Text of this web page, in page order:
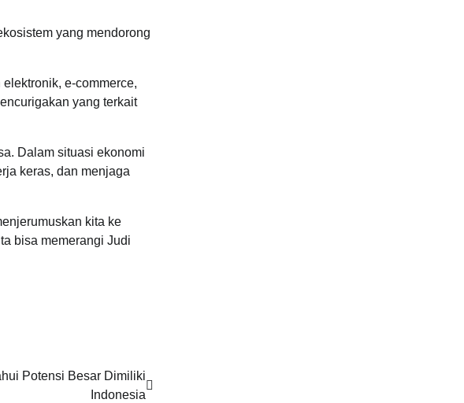
yang mendorong
e-commerce,
yang terkait
Dalam situasi ekonomi
keras, dan menjaga
kita ke
bisa memerangi Judi
Potensi Besar Dimiliki
Indonesia